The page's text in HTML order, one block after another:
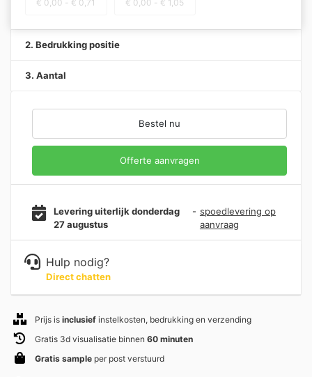
€ 0,00 - € 0,71
€ 0,00 - € 1,05
2. Bedrukking positie
3. Aantal
Bestel nu
Offerte aanvragen
Levering uiterlijk donderdag
27 augustus
- spoedlevering op
aanvraag
Hulp nodig?
Direct chatten
Prijs is inclusief instelkosten, bedrukking en verzending
Gratis 3d visualisatie binnen 60 minuten
Gratis sample per post verstuurd